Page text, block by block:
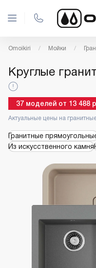
Omoikiri Мойки
Круглые
37 моделей от 13 488
Актуальные цены на
Гранитные
Из искусственного камня